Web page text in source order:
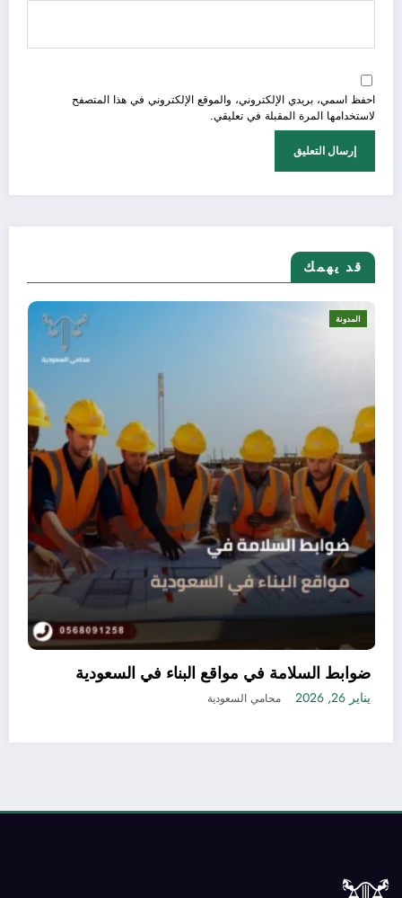
احفظ اسمي، بريدي الإلكتروني، والموقع الإلكتروني في هذا المتصفح
لاستخدامها المرة المقبلة في تعليقي.
قد يهمك
ضوابط السلامة في مواقع
يناير 26, 2026
السعودية بدون